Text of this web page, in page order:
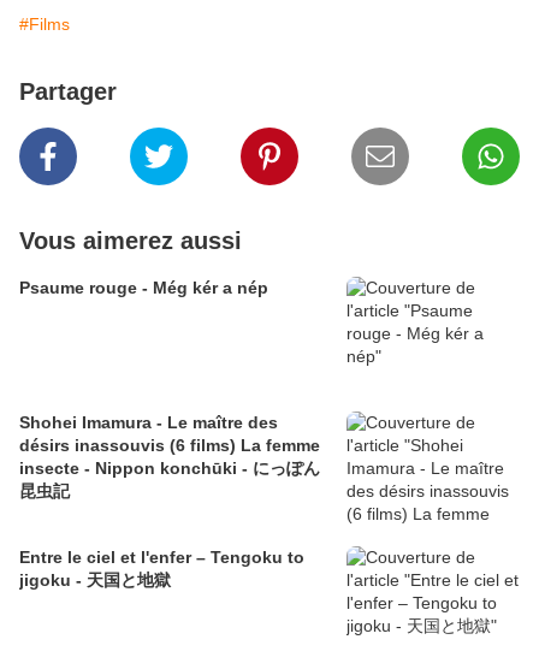
#Films
Partager
Vous aimerez aussi
Psaume rouge - Még kér a nép
Shohei Imamura - Le maître des
désirs inassouvis (6 films) La femme
insecte - Nippon konchūki - にっぽん
昆虫記
Entre le ciel et l'enfer – Tengoku to
jigoku - 天国と地獄